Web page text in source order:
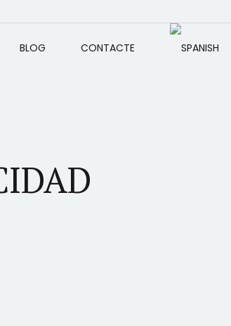
BLOG CONTACTE